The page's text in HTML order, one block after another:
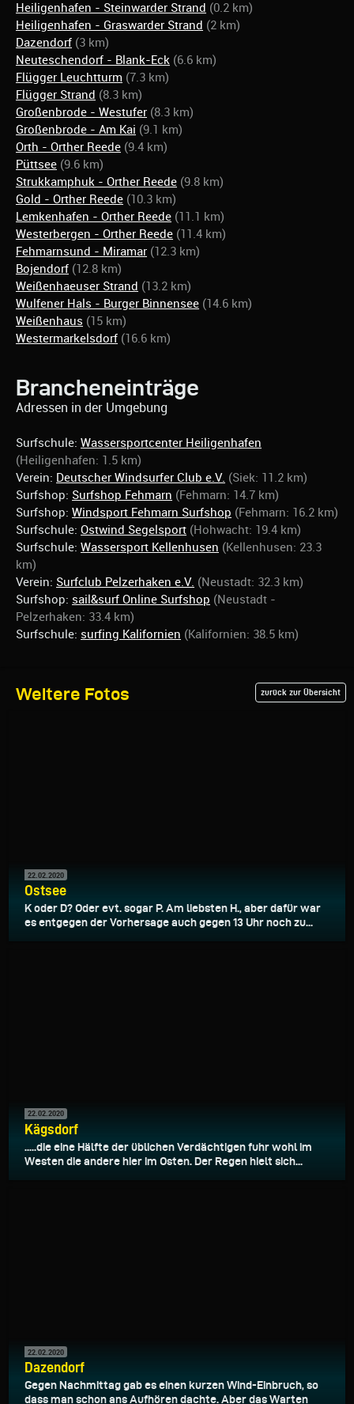
Heiligenhafen - Steinwarder Strand (0.2 km)
Heiligenhafen - Graswarder Strand (2 km)
Dazendorf (3 km)
Neuteschendorf - Blank-Eck (6.6 km)
Flügger Leuchtturm (7.3 km)
Flügger Strand (8.3 km)
Großenbrode - Westufer (8.3 km)
Großenbrode - Am Kai (9.1 km)
Orth - Orther Reede (9.4 km)
Püttsee (9.6 km)
Strukkamphuk - Orther Reede (9.8 km)
Gold - Orther Reede (10.3 km)
Lemkenhafen - Orther Reede (11.1 km)
Westerbergen - Orther Reede (11.4 km)
Fehmarnsund - Miramar (12.3 km)
Bojendorf (12.8 km)
Weißenhaeuser Strand (13.2 km)
Wulfener Hals - Burger Binnensee (14.6 km)
Weißenhaus (15 km)
Westermarkelsdorf (16.6 km)
Brancheneinträge
Adressen in der Umgebung
Surfschule: Wassersportcenter Heiligenhafen
(Heiligenhafen: 1.5 km)
Verein: Deutscher Windsurfer Club e.V. (Siek: 11.2 km)
Surfshop: Surfshop Fehmarn (Fehmarn: 14.7 km)
Surfshop: Windsport Fehmarn Surfshop (Fehmarn: 16.2 km)
Surfschule: Ostwind Segelsport (Hohwacht: 19.4 km)
Surfschule: Wassersport Kellenhusen (Kellenhusen: 23.3
km)
Verein: Surfclub Pelzerhaken e.V. (Neustadt: 32.3 km)
Surfshop: sail&surf Online Surfshop (Neustadt -
Pelzerhaken: 33.4 km)
Surfschule: surfing Kalifornien (Kalifornien: 38.5 km)
Weitere Fotos zurück zur Übersicht
22.02.2020
Ostsee
K oder D? Oder evt. sogar P. Am liebsten H., aber dafür war
es entgegen der Vorhersage auch gegen 13 Uhr noch zu...
22.02.2020
Kägsdorf
.....die eine Hälfte der üblichen Verdächtigen fuhr wohl im
Westen die andere hier im Osten. Der Regen hielt sich...
22.02.2020
Dazendorf
Gegen Nachmittag gab es einen kurzen Wind-Einbruch, so
dass man schon ans Aufhören dachte. Aber das Warten